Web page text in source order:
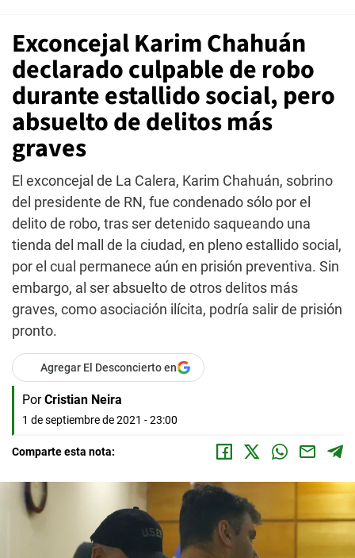
Exconcejal Karim Chahuán
declarado culpable de robo
durante estallido social, pero
absuelto de delitos más
graves
El exconcejal de La Calera, Karim Chahuán, sobrino
del presidente de RN, fue condenado sólo por el
delito de robo, tras ser detenido saqueando una
tienda del mall de la ciudad, en pleno estallido social,
por el cual permanece aún en prisión preventiva. Sin
embargo, al ser absuelto de otros delitos más
graves, como asociación ilícita, podría salir de prisión
pronto.
Agregar El Desconcierto en
Por Cristian Neira
1 de septiembre de 2021 - 23:00
Comparte esta nota: